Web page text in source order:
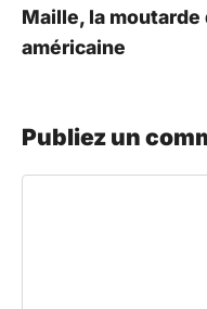
Maille, la
américaine
Publiez un